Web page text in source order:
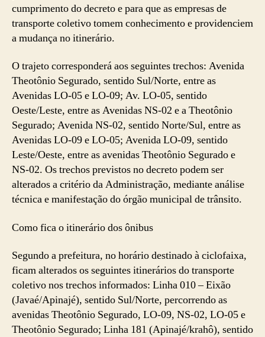
cumprimento do decreto e para que as empresas de
transporte coletivo tomem conhecimento e providenciem
a mudança no itinerário.
O trajeto corresponderá aos seguintes trechos: Avenida
Theotônio Segurado, sentido Sul/Norte, entre as
Avenidas LO-05 e LO-09; Av. LO-05, sentido
Oeste/Leste, entre as Avenidas NS-02 e a Theotônio
Segurado; Avenida NS-02, sentido Norte/Sul, entre as
Avenidas LO-09 e LO-05; Avenida LO-09, sentido
Leste/Oeste, entre as avenidas Theotônio Segurado e
NS-02. Os trechos previstos no decreto podem ser
alterados a critério da Administração, mediante análise
técnica e manifestação do órgão municipal de trânsito.
Como fica o itinerário dos ônibus
Segundo a prefeitura, no horário destinado à ciclofaixa,
ficam alterados os seguintes itinerários do transporte
coletivo nos trechos informados: Linha 010 – Eixão
(Javaé/Apinajé), sentido Sul/Norte, percorrendo as
avenidas Theotônio Segurado, LO-09, NS-02, LO-05 e
Theotônio Segurado; Linha 181 (Apinajé/krahô), sentido